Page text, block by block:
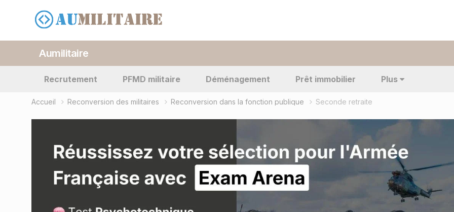
Aumilitaire
Recrutement PFMD militaire Déménagement Prêt immobilier Plus
Accueil Reconversion des militaires Reconversion dans la fonction publique Seconde retraite